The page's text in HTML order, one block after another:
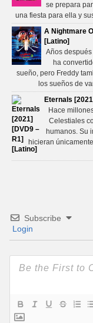
se prepara
una fiesta para ella y
A Nightmare
[Latino]
Años
ha
sueño, pero Freddy
los sueños de
Eternals
Hace
Celestiales
humanos. Su
hicieran
Subscribe
Login